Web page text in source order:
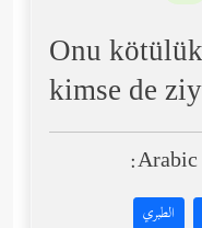
Onu
kimse de
Arabic
الطبري